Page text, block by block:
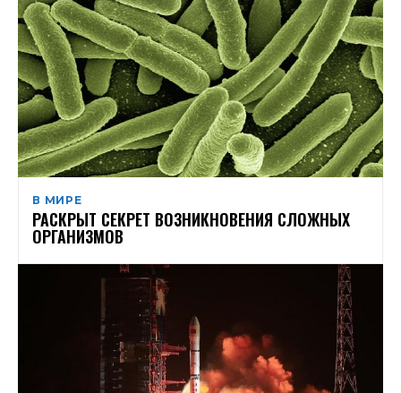
В МИРЕ
РАСКРЫТ СЕКРЕТ ВОЗНИКНОВЕНИЯ СЛОЖНЫХ
ОРГАНИЗМОВ